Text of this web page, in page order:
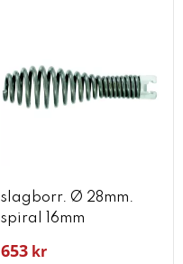
slagborr. Ø 28mm.
spiral 16mm
653 kr